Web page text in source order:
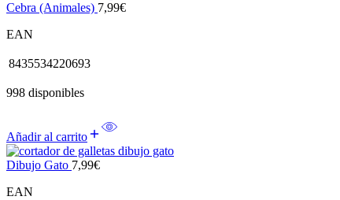
Cebra (Animales) 7,99€
EAN
8435534220693
998 disponibles
Añadir al carrito
Dibujo Gato 7,99€
EAN